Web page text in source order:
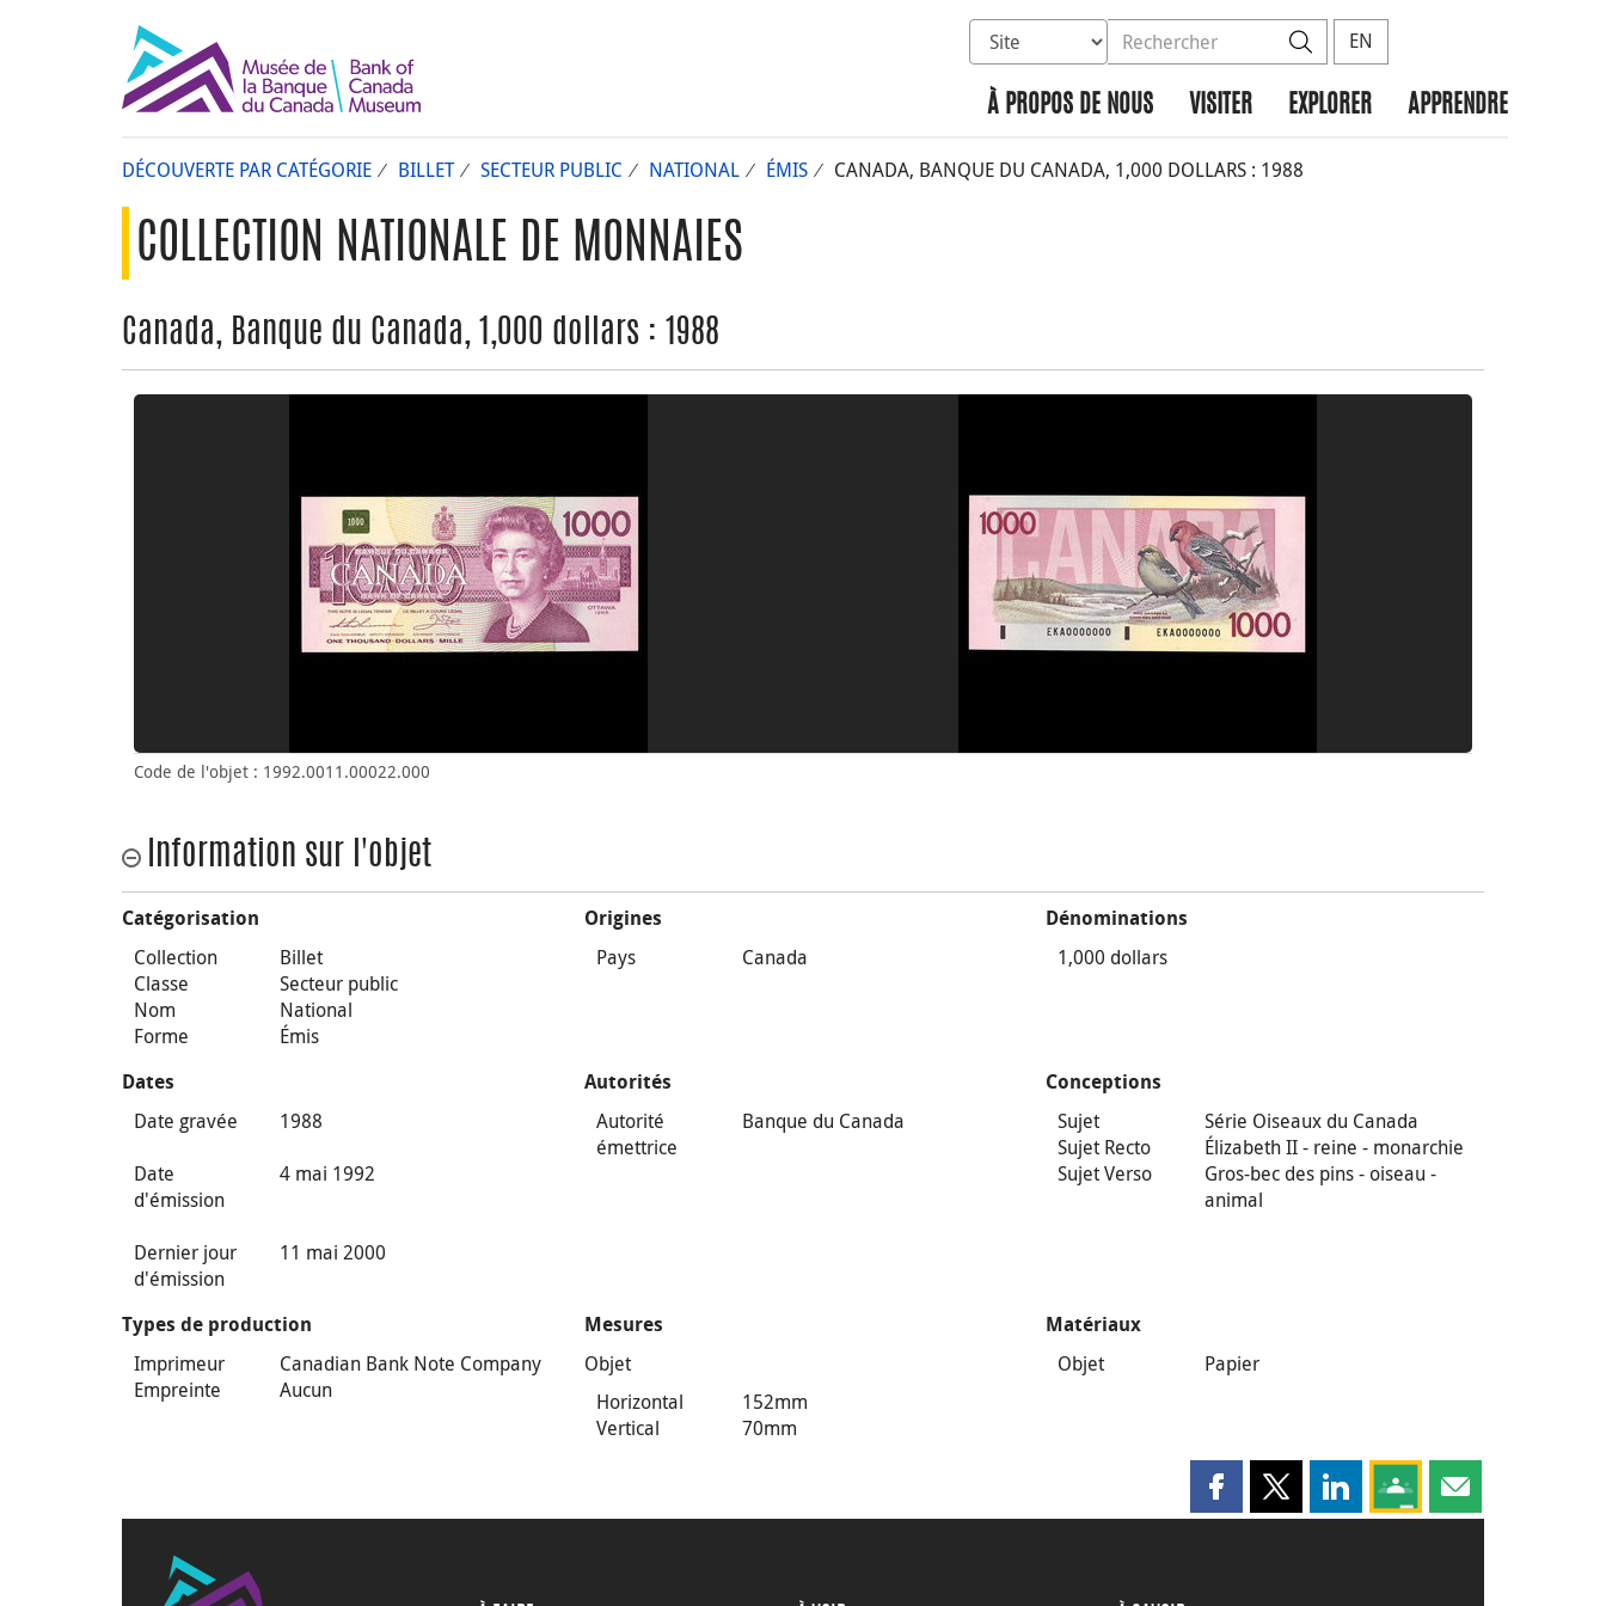
Sélectionnez la base de données à rechercher
Rechercher dans le site Rechercher
EN
À PROPOS DE NOUS VISITER EXPLORER APPRENDRE
DÉCOUVERTE PAR CATÉGORIE BILLET SECTEUR PUBLIC NATIONAL ÉMIS CANADA, BANQUE DU CANADA, 1,000 DOLLARS : 1988
COLLECTION NATIONALE DE MONNAIES
Canada, Banque du Canada, 1,000 dollars : 1988
Code de l'objet : 1992.0011.00022.000
Information sur l'objet
Catégorisation
Collection
Billet
Classe
Secteur public
Nom
National
Forme
Émis
Origines
Pays Canada
Dénominations
1,000 dollars
Dates
Date gravée
1988
Date
d'émission
4 mai 1992
Dernier jour
d'émission
11 mai 2000
Autorités
Autorité
émettrice
Banque du Canada
Conceptions
Sujet
Série Oiseaux du Canada
Sujet Recto
Élizabeth II - reine - monarchie
Sujet Verso
Gros-bec des pins - oiseau -
animal
Types de production
Imprimeur
Canadian Bank Note Company
Empreinte
Aucun
Mesures
Objet
Horizontal
152mm
Vertical
70mm
Matériaux
Objet Papier
Partager cette page sur Facebook
Partager cette page sur X
Partager cette page sur
Partagez cette page sur
Partager cette